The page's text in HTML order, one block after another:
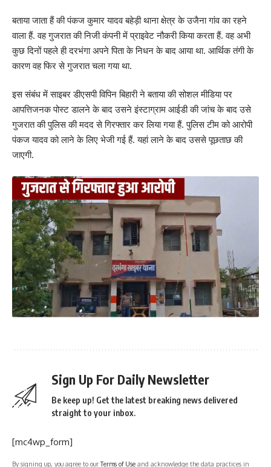
बताया जाता हैं की पंकज कुमार यादव बहेड़ी थाना क्षेत्र के उजैना गांव का रहने
वाला हैं. वह गुजरात की निजी कंपनी में प्राइवेट नौकरी किया करता हैं. वह अभी
कुछ दिनों पहले ही दरभंगा अपने पिता के निधन के बाद आया था. आर्थिक तंगी के
कारण वह फिर से गुजरात चला गया था.
इस संबंध में साइबर डीएसपी विपिन बिहारी ने बताया की सोशल मीडिया पर
आपत्तिजनक पोस्ट डालने के बाद उसने इंस्टाग्राम आईडी की जांच के बाद उसे
गुजरात की पुलिस की मदद से गिरफ्तार कर लिया गया हैं. पुलिस टीम को आरोपी
पंकज यादव को लाने के लिए भेजी गई हैं. यहां लाने के बाद उससे पूछताछ की
जाएगी.
Sign Up For Daily Newsletter
Be keep up! Get the latest breaking news delivered
straight to your inbox.
[mc4wp_form]
By signing up, you agree to ourTerms of Use and acknowledge the data practices in